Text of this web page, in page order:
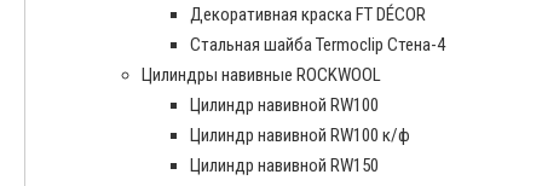
Декоративная краска FT DÉCOR
Стальная шайба Termoclip Стена-4
Цилиндры навивные ROCKWOOL
Цилиндр навивной RW100
Цилиндр навивной RW100 к/ф
Цилиндр навивной RW150